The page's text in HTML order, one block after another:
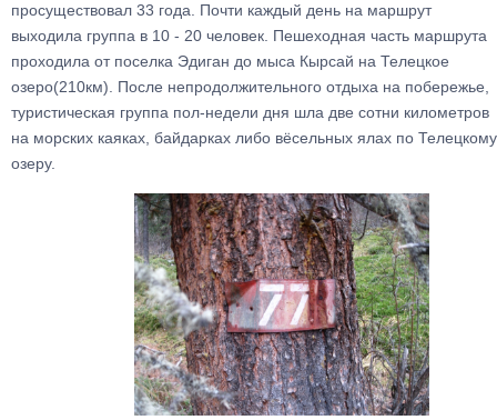
просуществовал 33 года. Почти каждый день на маршрут
выходила группа в 10 - 20 человек. Пешеходная часть маршрута
проходила от поселка Эдиган до мыса Кырсай на Телецкое
озеро(210км). После непродолжительного отдыха на побережье,
туристическая группа пол-недели дня шла две сотни километров
на морских каяках, байдарках либо вёсельных ялах по Телецкому
озеру.